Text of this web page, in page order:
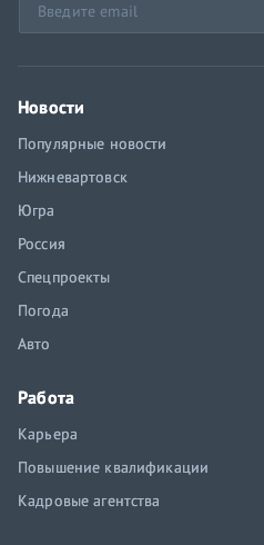
Новости
Популярные новости
Нижневартовск
Югра
Россия
Спецпроекты
Погода
Авто
Работа
Карьера
Повышение квалификации
Кадровые агентства